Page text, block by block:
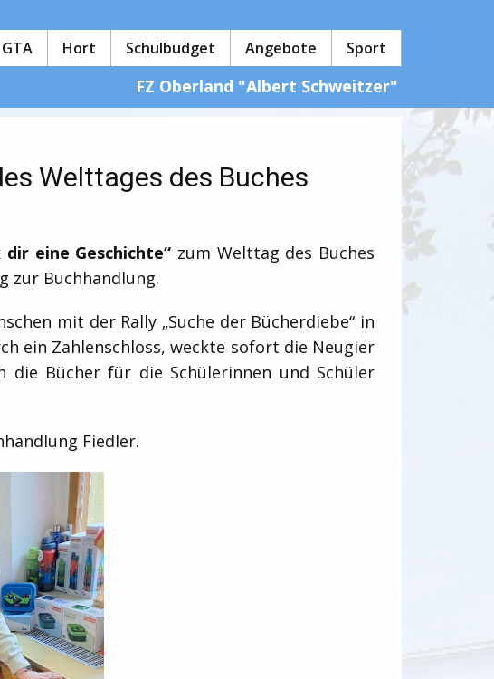
GTA Hort Schulbudget Angebote Sport
FZ Oberland "Albert Schweitzer"
Welttages des Buches
dir eine Geschichte“ zum Welttag des Buches
zur Buchhandlung.
mit der Rally „Suche der Bücherdiebe“ in
ein Zahlenschloss, weckte sofort die Neugier
die Bücher für die Schülerinnen und Schüler
Fiedler.